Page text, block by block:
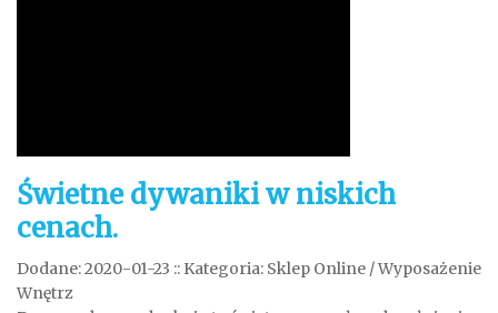
Świetne dywaniki w niskich
cenach.
Dodane: 2020-01-23 :: Kategoria: Sklep Online / Wyposażenie
Wnętrz